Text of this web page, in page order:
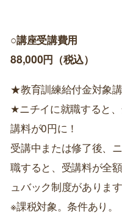
○講座受講費用
88,000円（税込）
★教育訓練給付金対象
★ニチイに就職すると
講料が0円に！
受講中または修了後、
職すると、受講料が全
ュバック制度があります
※課税対象。条件あり。